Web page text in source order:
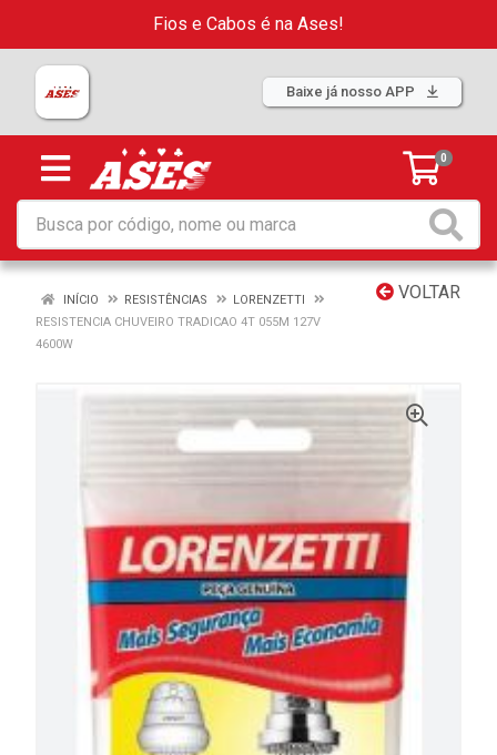
Fios e Cabos é na Ases!
Baixe já nosso APP
0
VOLTAR
INÍCIO RESISTÊNCIAS
LORENZETTI
RESISTENCIA CHUVEIRO TRADICAO 4T 055M 127V
4600W